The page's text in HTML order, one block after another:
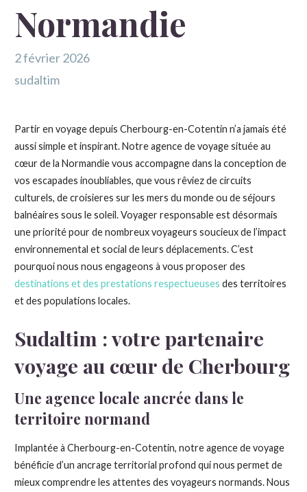
Normandie
2 février 2026
sudaltim
Partir en voyage depuis Cherbourg-en-Cotentin n’a jamais été
aussi simple et inspirant. Notre agence de voyage située au
cœur de la Normandie vous accompagne dans la conception de
vos escapades inoubliables, que vous rêviez de circuits
culturels, de croisieres sur les mers du monde ou de séjours
balnéaires sous le soleil. Voyager responsable est désormais
une priorité pour de nombreux voyageurs soucieux de l’impact
environnemental et social de leurs déplacements. C’est
pourquoi nous nous engageons à vous proposer des
destinations et des prestations respectueuses des territoires
et des populations locales.
Sudaltim : votre partenaire
voyage au cœur de Cherbourg
Une agence locale ancrée dans le
territoire normand
Implantée à Cherbourg-en-Cotentin, notre agence de voyage
bénéficie d’un ancrage territorial profond qui nous permet de
mieux comprendre les attentes des voyageurs normands. Nous